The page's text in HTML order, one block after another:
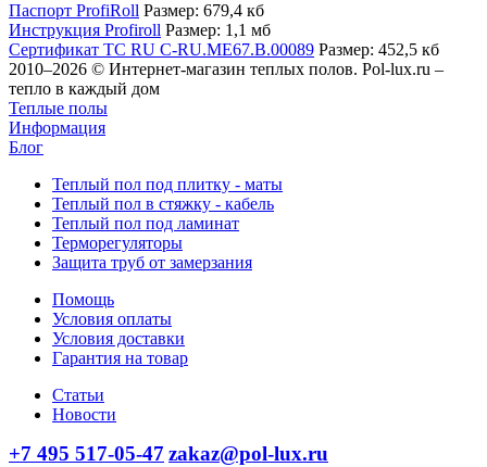
Паспорт ProfiRoll Размер: 679,4 кб
Инструкция Profiroll Размер: 1,1 мб
Сертификат ТС RU C-RU.МЕ67.В.00089 Размер: 452,5 кб
2010–2026 © Интернет-магазин теплых полов. Pol-lux.ru –
тепло в каждый дом
Теплые полы
Информация
Блог
Теплый пол под плитку - маты
Теплый пол в стяжку - кабель
Теплый пол под ламинат
Терморегуляторы
Защита труб от замерзания
Помощь
Условия оплаты
Условия доставки
Гарантия на товар
Статьи
Новости
+7 495 517-05-47 zakaz@pol-lux.ru